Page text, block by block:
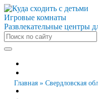
Игровые комнаты
Развлекательные центры
Санкт-Петербург
Главная » Свердловская